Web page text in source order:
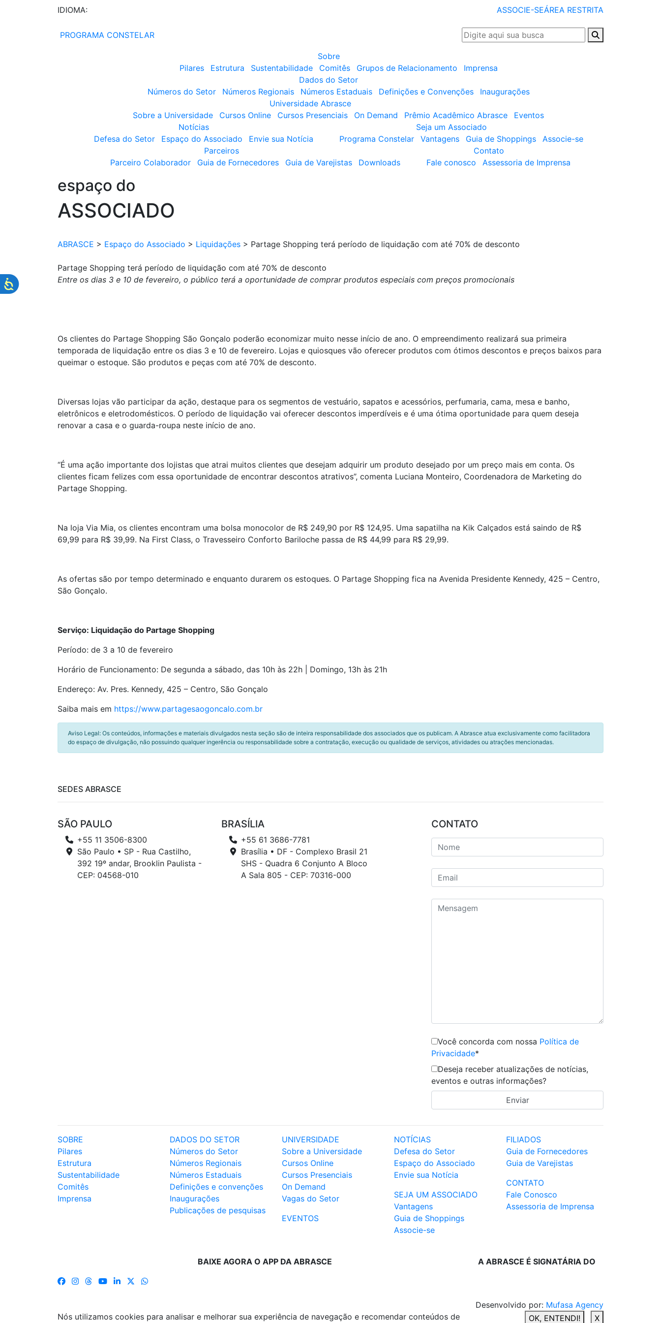
IDIOMA: ASSOCIE-SEÁREA RESTRITA
PROGRAMA CONSTELAR
Sobre
Pilares
Estrutura Sustentabilidade Comitês Grupos de Relacionamento
Imprensa
Dados do Setor
Números do Setor
Números Regionais Números Estaduais Definições e Convenções
Inaugurações
Universidade Abrasce
Sobre a Universidade
Cursos Online Cursos Presenciais On Demand Prêmio Acadêmico Abrasce
Eventos
Notícias
Defesa do Setor
Espaço do Associado Envie sua Notícia
Seja um Associado
Programa Constelar
Vantagens Guia de Shoppings
Associe-se
Parceiros
Parceiro Colaborador
Guia de Fornecedores Guia de Varejistas Downloads
Contato
Fale conosco
Assessoria de Imprensa
espaço do
ASSOCIADO
ABRASCE > Espaço do Associado > Liquidações > Partage Shopping terá período de liquidação com até 70% de desconto
Partage Shopping terá período de liquidação com até 70% de desconto
Entre os dias 3 e 10 de fevereiro, o público terá a oportunidade de comprar produtos especiais com preços promocionais
Os clientes do Partage Shopping São Gonçalo poderão economizar muito nesse início de ano. O empreendimento realizará sua primeira
temporada de liquidação entre os dias 3 e 10 de fevereiro. Lojas e quiosques vão oferecer produtos com ótimos descontos e preços baixos para
queimar o estoque. São produtos e peças com até 70% de desconto.
Diversas lojas vão participar da ação, destaque para os segmentos de vestuário, sapatos e acessórios, perfumaria, cama, mesa e banho,
eletrônicos e eletrodomésticos. O período de liquidação vai oferecer descontos imperdíveis e é uma ótima oportunidade para quem deseja
renovar a casa e o guarda-roupa neste início de ano.
“É uma ação importante dos lojistas que atrai muitos clientes que desejam adquirir um produto desejado por um preço mais em conta. Os
clientes ficam felizes com essa oportunidade de encontrar descontos atrativos”, comenta Luciana Monteiro, Coordenadora de Marketing do
Partage Shopping.
Na loja Via Mia, os clientes encontram uma bolsa monocolor de R$ 249,90 por R$ 124,95. Uma sapatilha na Kik Calçados está saindo de R$
69,99 para R$ 39,99. Na First Class, o Travesseiro Conforto Bariloche passa de R$ 44,99 para R$ 29,99.
As ofertas são por tempo determinado e enquanto durarem os estoques. O Partage Shopping fica na Avenida Presidente Kennedy, 425 – Centro,
São Gonçalo.
Serviço: Liquidação do Partage Shopping
Período: de 3 a 10 de fevereiro
Horário de Funcionamento: De segunda a sábado, das 10h às 22h | Domingo, 13h às 21h
Endereço: Av. Pres. Kennedy, 425 – Centro, São Gonçalo
Saiba mais em https://www.partagesaogoncalo.com.br
Aviso Legal: Os conteúdos, informações e materiais divulgados nesta seção são de inteira responsabilidade dos associados que os publicam. A Abrasce atua exclusivamente como facilitadora
do espaço de divulgação, não possuindo qualquer ingerência ou responsabilidade sobre a contratação, execução ou qualidade de serviços, atividades ou atrações mencionadas.
SEDES ABRASCE
SÃO PAULO
+55 11 3506-8300
São Paulo • SP - Rua Castilho,
392 19º andar, Brooklin Paulista -
CEP: 04568-010
BRASÍLIA
+55 61 3686-7781
Brasília • DF - Complexo Brasil 21
SHS - Quadra 6 Conjunto A Bloco
A Sala 805 - CEP: 70316-000
CONTATO
Você concorda com nossa Política de
Privacidade*
Deseja receber atualizações de notícias,
eventos e outras informações?
SOBRE
Pilares
Estrutura
Sustentabilidade
Comitês
Imprensa
DADOS DO SETOR
Números do Setor
Números Regionais
Números Estaduais
Definições e convenções
Inaugurações
Publicações de pesquisas
UNIVERSIDADE
Sobre a Universidade
Cursos Online
Cursos Presenciais
On Demand
Vagas do Setor
EVENTOS
NOTÍCIAS
Defesa do Setor
Espaço do Associado
Envie sua Notícia
SEJA UM ASSOCIADO
Vantagens
Guia de Shoppings
Associe-se
FILIADOS
Guia de Fornecedores
Guia de Varejistas
CONTATO
Fale Conosco
Assessoria de Imprensa
BAIXE AGORA O APP DA ABRASCE A ABRASCE É SIGNATÁRIA DO
Desenvolvido por: Mufasa Agency
Nós utilizamos cookies para analisar e melhorar sua experiência de navegação e recomendar conteúdos de
OK, ENTENDI! X